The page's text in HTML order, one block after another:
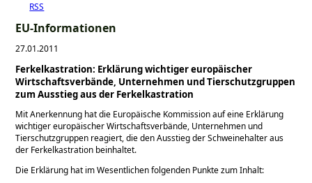
RSS
EU-Informationen
27.01.2011
Ferkelkastration: Erklärung wichtiger europäischer
Wirtschaftsverbände, Unternehmen und Tierschutzgruppen
zum Ausstieg aus der Ferkelkastration
Mit Anerkennung hat die Europäische Kommission auf eine Erklärung
wichtiger europäischer Wirtschaftsverbände, Unternehmen und
Tierschutzgruppen reagiert, die den Ausstieg der Schweinehalter aus
der Ferkelkastration beinhaltet.
Die Erklärung hat im Wesentlichen folgenden Punkte zum Inhalt: